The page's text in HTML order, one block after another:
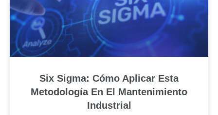
Six Sigma: Cómo Aplicar Esta
Metodología En El Mantenimiento
Industrial